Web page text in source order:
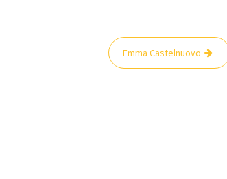
Emma Castelnuovo